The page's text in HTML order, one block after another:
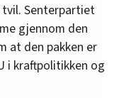
Senterpartiet
gjennom den
at den pakken er
i kraftpolitikken og